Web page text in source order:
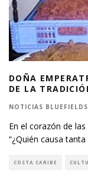
DOÑA
DE LA
NOTICIAS BLUEFIELDS
En el corazón de
“¿Quién causa
COSTA CARIBE